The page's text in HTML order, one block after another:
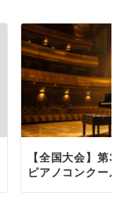
【全国大会】第3
ピアノコンクー